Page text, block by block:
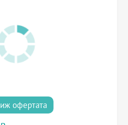
офертата